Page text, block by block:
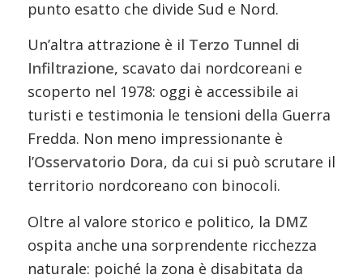
punto esatto che divide Sud e Nord.
Un’altra attrazione è il Terzo Tunnel di
Infiltrazione, scavato dai nordcoreani e
scoperto nel 1978: oggi è accessibile ai
turisti e testimonia le tensioni della Guerra
Fredda. Non meno impressionante è
l’Osservatorio Dora, da cui si può scrutare il
territorio nordcoreano con binocoli.
Oltre al valore storico e politico, la DMZ
ospita anche una sorprendente ricchezza
naturale: poiché la zona è disabitata da